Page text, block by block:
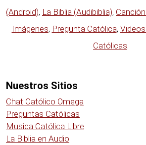
(Android), La Biblia (Audibiblia),
Imágenes, Pregunta Católica,
Católicas
Nuestros Sitios
Chat Católico Omega
Preguntas Católicas
Musica Católica Libre
La Biblia en Audio